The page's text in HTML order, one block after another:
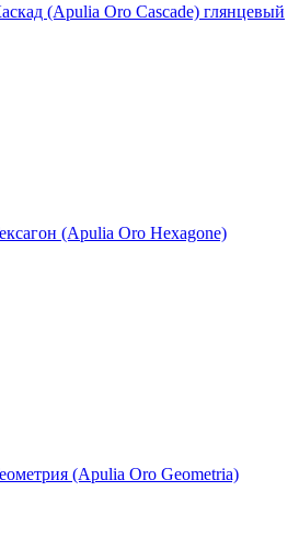
(Apulia Oro Cascade) глянцевый
(Apulia Oro Hexagone)
(Apulia Oro Geometria)